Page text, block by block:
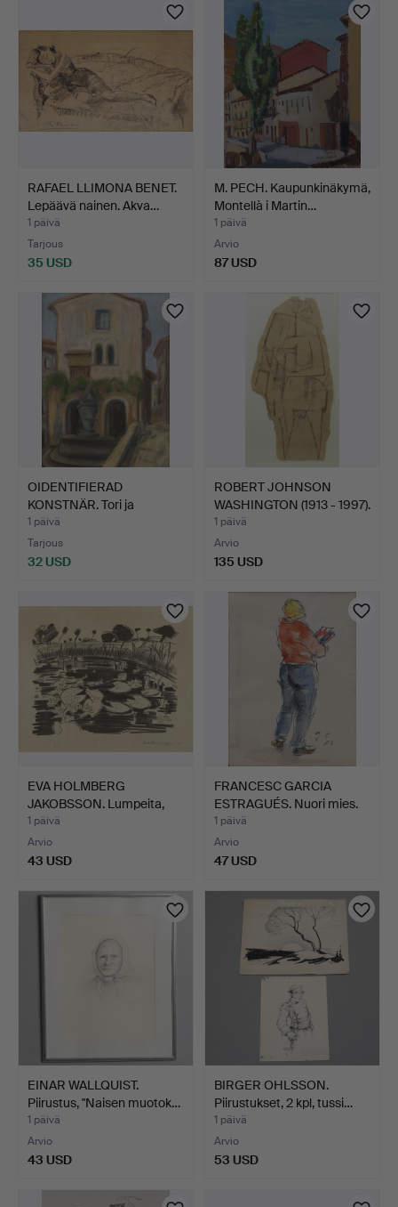
RAFAEL LLIMONA BENET.
Lepäävä nainen. Akva…
1 päivä
Tarjous
35 USD
M. PECH. Kaupunkinäkymä,
Montellà i Martin…
1 päivä
Arvio
87 USD
OIDENTIFIERAD
KONSTNÄR. Tori ja
suihkulähd…
1 päivä
Tarjous
32 USD
ROBERT JOHNSON
WASHINGTON (1913 - 1997).
N…
1 päivä
Arvio
135 USD
EVA HOLMBERG
JAKOBSSON. Lumpeita,
piirustu…
1 päivä
Arvio
43 USD
FRANCESC GARCIA
ESTRAGUÉS. Nuori mies.
1 päivä
Arvio
47 USD
EINAR WALLQUIST.
Piirustus, "Naisen muotok…
1 päivä
Arvio
43 USD
BIRGER OHLSSON.
Piirustukset, 2 kpl, tussi…
1 päivä
Arvio
53 USD